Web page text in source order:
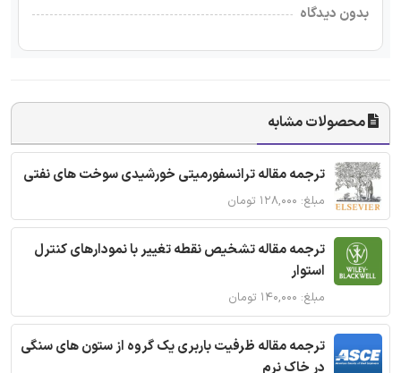
بدون دیدگاه
محصولات مشابه
ترجمه مقاله ترانسفورمیتی خورشیدی سوخت های نفتی
مبلغ: ۱۲۸,۰۰۰ تومان
ترجمه مقاله تشخیص نقطه تغییر با نمودارهای کنترل
استوار
مبلغ: ۱۴۰,۰۰۰ تومان
ترجمه مقاله ظرفیت باربری یک گروه از ستون های سنگی
در خاک نرم